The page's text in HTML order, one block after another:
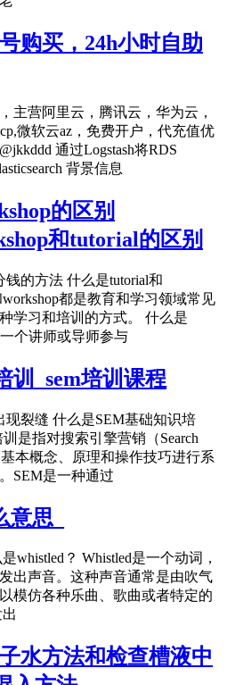
购买，24h小时自助
主营阿里云，腾讯云，华为云，
微软云az，免费开户，代充值优
通过Logstash将RDS
背景信息
的区别
和tutorial的区别
的方法 什么是tutorial和
workshop都是教育和学习领域常见
学习和培训的方式。 什么是
个讲师或导师参与
训_sem培训课程
现裂缝 什么是SEM基础知识培
是指对搜索引擎营销（Search
基本概念、原理和操作技巧进行系
SEM是一种通过
思_
whistled？ Whistled是一个动词，
出声音。这种声音通常是由吹气
模仿各种乐曲、歌曲或者特定的
水方法和检查槽液中